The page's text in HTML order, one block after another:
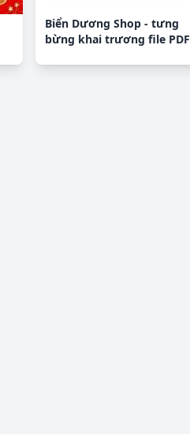
Biển Dương Shop - tưng
bừng khai trương file PDF